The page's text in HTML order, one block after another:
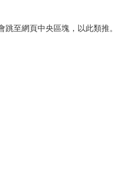
至網頁中央區塊，以此類推。